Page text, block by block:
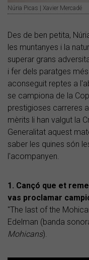
Núria Picas | Xavier Mercadé
Des de ben petita,
les muntanyes i la
superar grans
i fer dels paratges
aconseguit reptes a
se campiona de la
prestigioses carreres
mèrits li han valgut la
Generalitat aquest
saber les quines són
l'acompanyen.
1. Cançó que et
vas proclamar
"The last of the
Edelman (banda
Mohicans).